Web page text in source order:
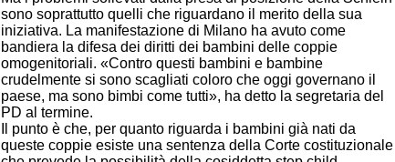
sono soprattutto quelli che riguardano il merito della sua
iniziativa. La manifestazione di Milano ha avuto come
bandiera la difesa dei diritti dei bambini delle coppie
omogenitoriali. «Contro questi bambini e bambine
crudelmente si sono scagliati coloro che oggi governano il
paese, ma sono bimbi come tutti», ha detto la segretaria del
PD al termine.
Il punto è che, per quanto riguarda i bambini già nati da
queste coppie esiste una sentenza della Corte costituzionale